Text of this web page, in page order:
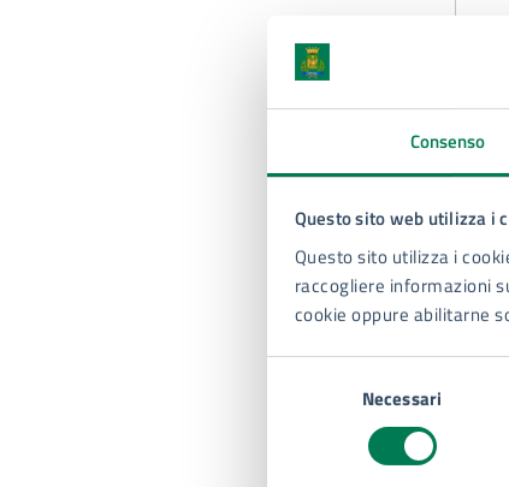
Consenso
Questo sito web utilizza i
Questo sito utilizza i
raccogliere informazioni
cookie oppure abilitarne
Necessari